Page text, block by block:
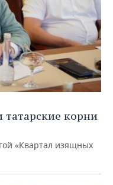
корни
«Квартал изящных